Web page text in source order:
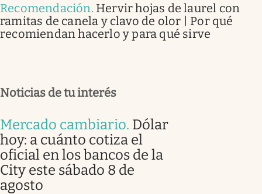
Recomendación. Hervir hojas de laurel con
ramitas de canela y clavo de olor | Por qué
recomiendan hacerlo y para qué sirve
Noticias de tu interés
Mercado cambiario. Dólar
hoy: a cuánto cotiza el
oficial en los bancos de la
City este sábado 8 de
agosto